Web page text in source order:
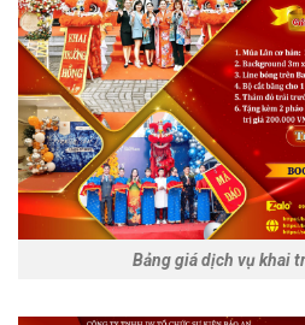
Bảng giá dịch vụ khai